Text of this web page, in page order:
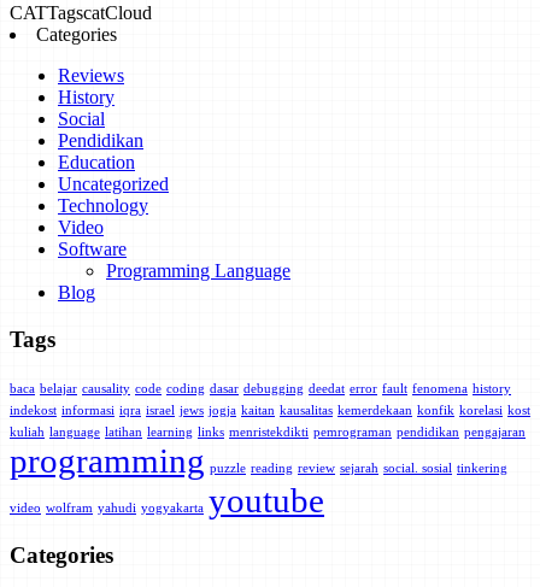
CATTagscatCloud
Categories
Reviews
History
Social
Pendidikan
Education
Uncategorized
Technology
Video
Software
Programming Language
Blog
Tags
baca belajar causality code coding dasar debugging deedat error fault fenomena history
indekost informasi iqra israel jews jogja kaitan kausalitas kemerdekaan konfik korelasi kost
kuliah language latihan learning links menristekdikti pemrograman pendidikan pengajaran
programming puzzle reading review sejarah social. sosial tinkering
video wolfram yahudi yogyakarta youtube
Categories